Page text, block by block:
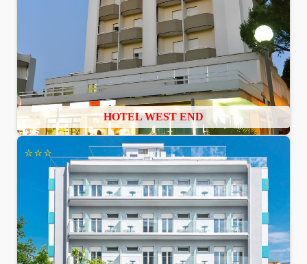
HOTEL WEST END
⭐⭐⭐